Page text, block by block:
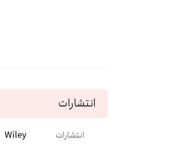
انتشارات
انتشارات Wiley